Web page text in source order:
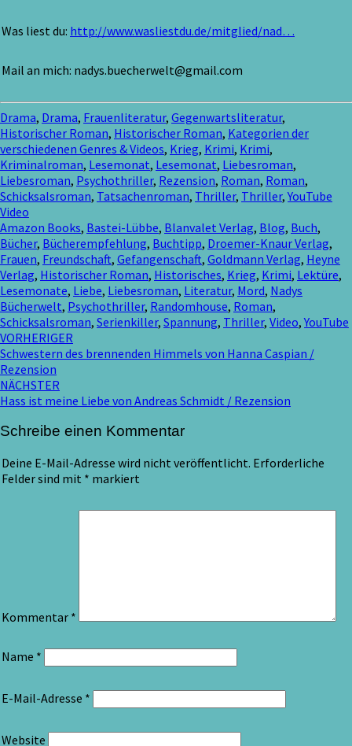
Was liest du: http://www.wasliestdu.de/mitglied/nad…
Mail an mich: nadys.buecherwelt@gmail.com
Drama, Drama, Frauenliteratur, Gegenwartsliteratur,
Historischer Roman, Historischer Roman, Kategorien der
verschiedenen Genres & Videos, Krieg, Krimi, Krimi,
Kriminalroman, Lesemonat, Lesemonat, Liebesroman,
Liebesroman, Psychothriller, Rezension, Roman, Roman,
Schicksalsroman, Tatsachenroman, Thriller, Thriller,YouTube
Video
Amazon Books, Bastei-Lübbe, Blanvalet Verlag, Blog, Buch,
Bücher, Bücherempfehlung, Buchtipp, Droemer-Knaur Verlag,
Frauen, Freundschaft, Gefangenschaft, Goldmann Verlag, Heyne
Verlag, Historischer Roman, Historisches, Krieg, Krimi, Lektüre,
Lesemonate, Liebe, Liebesroman, Literatur, Mord, Nadys
Bücherwelt, Psychothriller, Randomhouse, Roman,
Schicksalsroman, Serienkiller, Spannung, Thriller, Video,YouTube
Beitragsnavigation
VORHERIGER
Schwestern des brennenden Himmels von Hanna Caspian /
Rezension
NÄCHSTER
Hass ist meine Liebe von Andreas Schmidt / Rezension
Schreibe einen Kommentar
Deine E-Mail-Adresse wird nicht veröffentlicht. Erforderliche
Felder sind mit * markiert
Kommentar *
Name *
E-Mail-Adresse *
Website